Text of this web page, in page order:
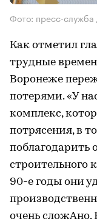
Фото: пресс-
Как отметил
трудные
Воронеже
потерями. «У
комплекс,
потрясения, в
поблагодарить
строительного
90-е годы они
очень сложАно.